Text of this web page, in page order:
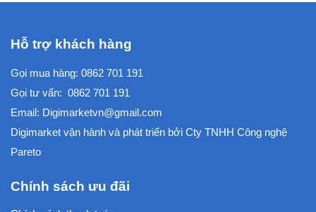
Hỗ trợ khách hàng
Gọi mua hàng: 0862 701 191
Gọi tư vấn: 0862 701 191
Email: Digimarketvn@gmail.com
Digimarket vận hành và phát triển bởi Cty TNHH Công nghệ
Pareto
Chính sách ưu đãi